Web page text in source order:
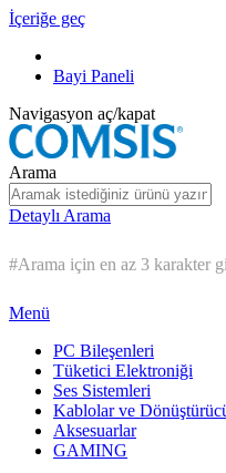
İçeriğe geç
Bayi Paneli
Navigasyon aç/kapat
Arama
Detaylı Arama
#Arama için en az 3 karakter
Menü
PC Bileşenleri
Tüketici Elektroniği
Ses Sistemleri
Kablolar ve
Aksesuarlar
GAMING